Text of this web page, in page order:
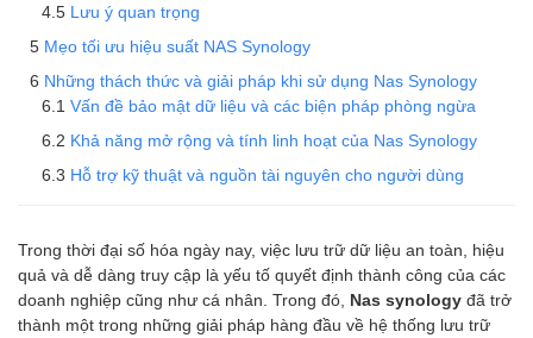
Lưu ý quan trọng
Mẹo tối ưu hiệu suất NAS Synology
Những thách thức và giải pháp khi sử dụng Nas Synology
Vấn đề bảo mật dữ liệu và các biện pháp phòng ngừa
Khả năng mở rộng và tính linh hoạt của Nas Synology
Hỗ trợ kỹ thuật và nguồn tài nguyên cho người dùng
Trong thời đại số hóa ngày nay, việc lưu trữ dữ liệu an toàn, hiệu
quả và dễ dàng truy cập là yếu tố quyết định thành công của các
doanh nghiệp cũng như cá nhân. Trong đó, Nas synology đã trở
thành một trong những giải pháp hàng đầu về hệ thống lưu trữ